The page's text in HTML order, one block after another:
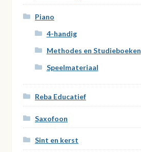
Piano
4-handig
Methodes en Studieboeken
Speelmateriaal
Reba Educatief
Saxofoon
Sint en kerst